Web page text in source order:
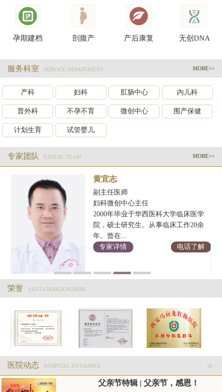
孕期建档 剖腹产 产后康复 无创DNA
服务科室 SERVICE DEPARTMENT MORE>>
产科 妇科 肛肠中心 内儿科
普外科 不孕不育 微创中心 围产保健
计划生育 试管婴儿
专家团队 EXPERT TEAM MORE>>
黄宜志
副主任医师
妇科微创中心主任
2000年毕业于华西医科大学临床医学
院，硕士研究生。从事临床工作20余
年。曾在...
专家详情
电话了解
荣誉 SANTA MARIA HONOR
医院动态 HOSPITAL DYNAMICS
父亲节特辑 | 父亲节，感恩！